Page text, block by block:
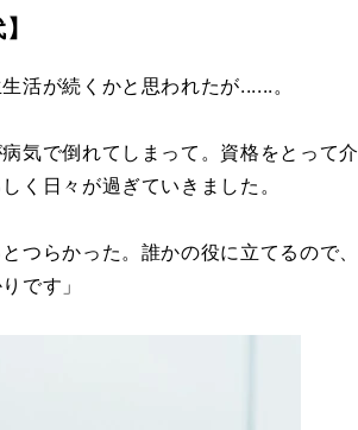
活が続くかと思われたが......。
気で倒れてしまって。資格をとって介
く日々が過ぎていきました。
つらかった。誰かの役に立てるので、
です」